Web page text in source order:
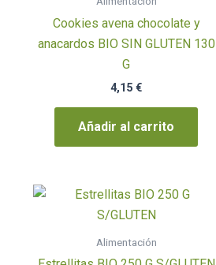
Cookies avena chocolate y
anacardos BIO SIN GLUTEN 130
G
4,15 €
Añadir al carrito
Alimentación